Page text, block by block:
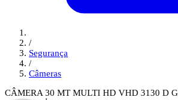
/
Segurança
/
Câmeras
CÂMERA 30 MT MULTI HD VHD 3130 D